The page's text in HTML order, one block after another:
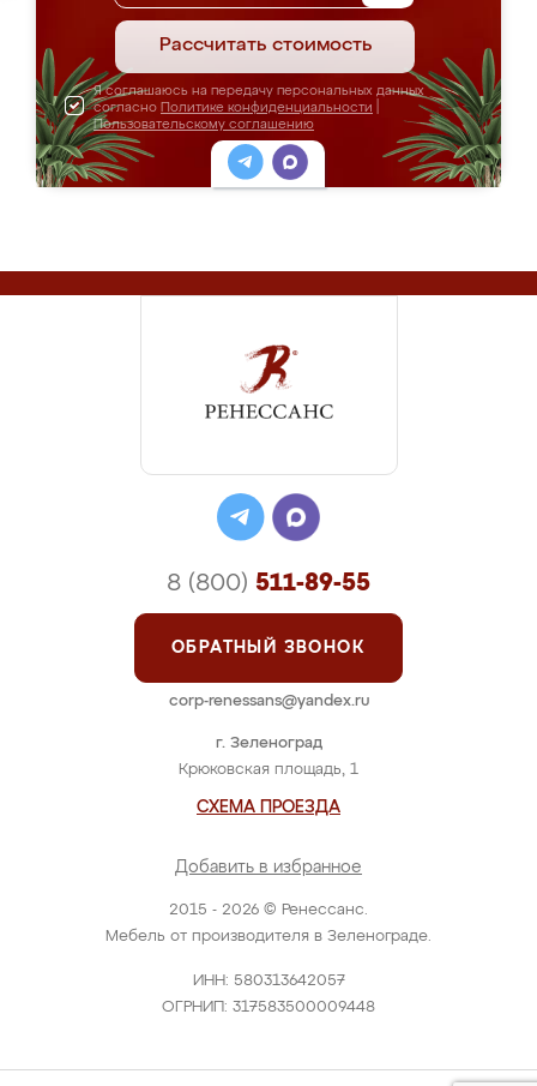
Рассчитать стоимость
Я соглашаюсь на передачу персональных данных
согласно Политике конфиденциальности
Пользовательскому соглашению
2015 - 2026 © Ренессанс.
Мебель от производителя в Зеленограде.
ИНН: 580313642057
ОГРНИП: 317583500009448
г. Зеленоград
Крюковская площадь, 1
СХЕМА ПРОЕЗДА
Добавить в избранное
8 (800) 511-89-55
ОБРАТНЫЙ ЗВОНОК
corp-renessans@yandex.ru